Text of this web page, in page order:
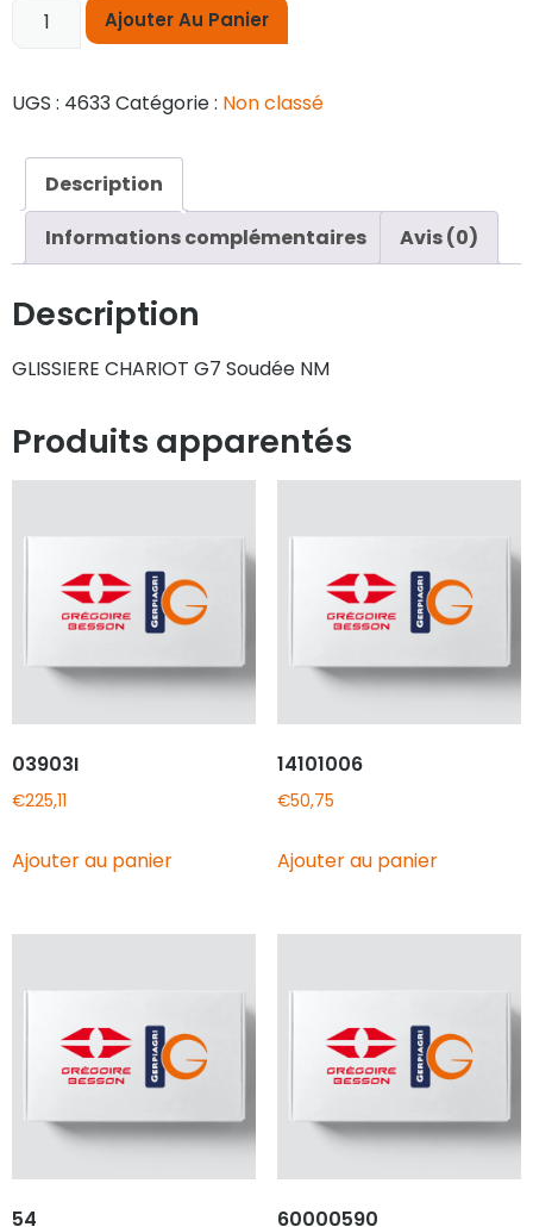
Ajouter Au Panier
UGS : 4633Catégorie : Non classé
Description
Informations complémentaires
Avis (0)
Description
GLISSIERE CHARIOT G7 Soudée NM
Produits apparentés
03903I
€225,11
Ajouter au panier
14101006
€50,75
Ajouter au panier
54 60000590